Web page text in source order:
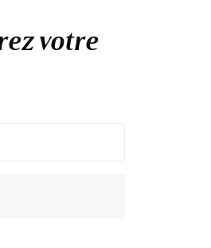
votre
Round trip Selected